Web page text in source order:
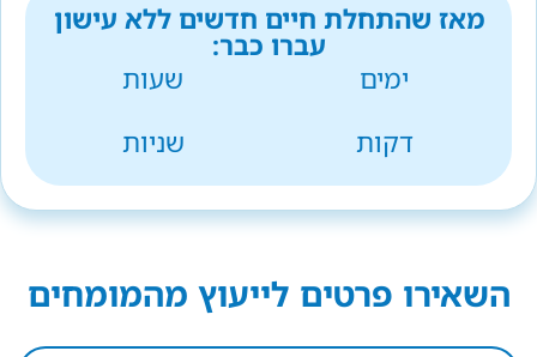
מאז שהתחלת חיים חדשים ללא עישון
עברו כבר:
ימים
שעות
דקות
שניות
השאירו פרטים לייעוץ מהמומחים